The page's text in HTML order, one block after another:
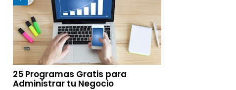
25 Programas Gratis para
Administrar tu Negocio